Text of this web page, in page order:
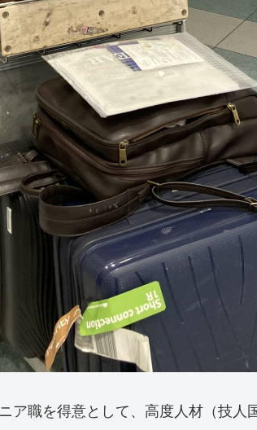
ア職を得意として、高度人材（技人